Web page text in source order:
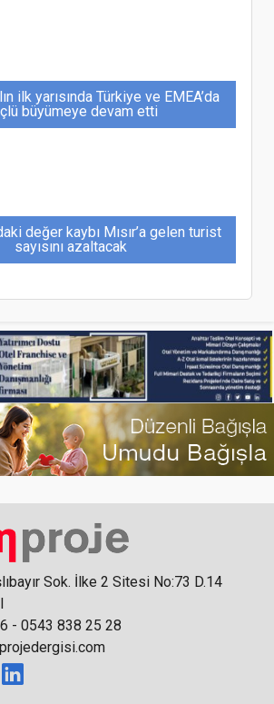
ilk yarısında Türkiye ve EMEA’da
büyümeye devam etti
değer kaybı Mısır’a gelen turist
sayısını azaltacak
Worldwide Hotels Stratejik
Sözleşmesi İmzaladı
31 Aralık’ın tatil ilan etti, Rusya
yılbaşı tatili 12 gün sürecek
Turizm Karikatürleri Yarışması’nda
Ödüller Verildi
Sok. İlke 2 Sitesi No:73 D.14
- 0543 838 25 28